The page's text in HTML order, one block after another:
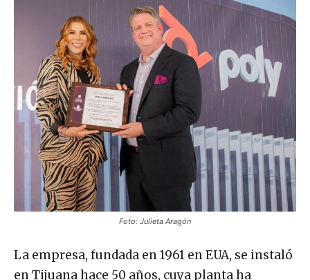
Foto: Julieta Aragón
La empresa, fundada en 1961 en EUA, se instaló
en Tijuana hace 50 años, cuya planta ha